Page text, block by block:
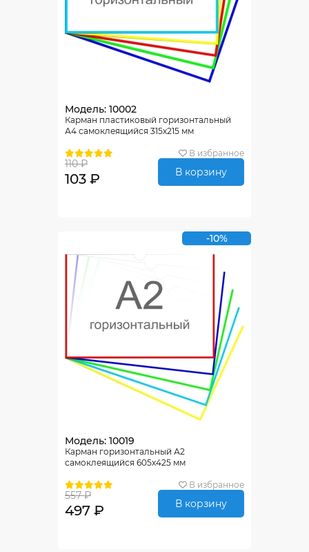
Модель: 10002
Карман пластиковый горизонтальный
А4 самоклеящийся 315х215 мм
В избранное
110 ₽
103 ₽ В корзину
-10%
Модель: 10019
Карман горизонтальный А2
самоклеящийся 605х425 мм
В избранное
557 ₽
497 ₽ В корзину